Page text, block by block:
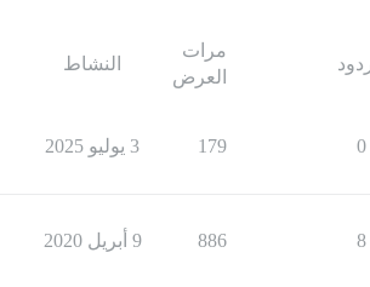
مرات
العرض
النشاط
0
179 3 يوليو 2025
8
886 9 أبريل 2020